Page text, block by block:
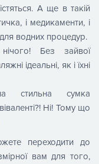
А ще в такій
і медикаменти, і
для водних процедур.
Без зайвої
ідеальні, як і їхні
стильна сумка
Ні! Тому що
переходити до
вам для того,